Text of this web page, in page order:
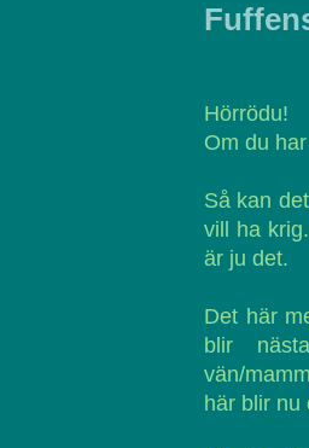
Hörrödu!
Om du
Så kan
vill ha
är ju det.
Det här
blir
vän/
här blir nu